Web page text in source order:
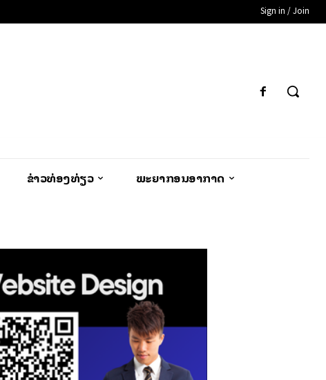
Sign in / Join
ຂ່າວທ່ອງທ່ຽວ ພະຍາກອນອາກາດ